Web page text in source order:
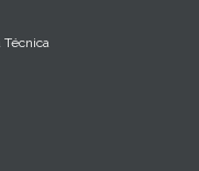
Técnica